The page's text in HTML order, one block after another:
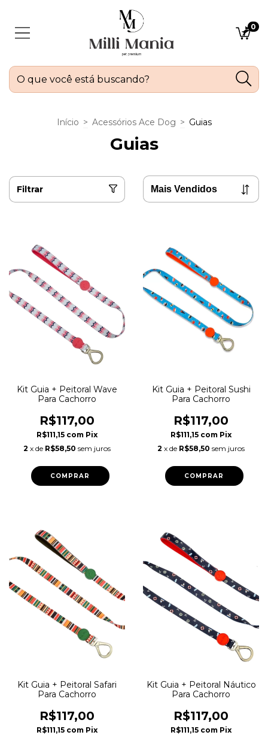
0
Início > Acessórios Ace Dog > Guias
Guias
Filtrar
Kit Guia + Peitoral Wave
Para Cachorro
R$117,00
R$111,15 com Pix
2 x de R$58,50 sem juros
COMPRAR
Kit Guia + Peitoral Sushi
Para Cachorro
R$117,00
R$111,15 com Pix
2 x de R$58,50 sem juros
COMPRAR
Kit Guia + Peitoral Safari
Para Cachorro
R$117,00
R$111,15 com Pix
Kit Guia + Peitoral Náutico
Para Cachorro
R$117,00
R$111,15 com Pix